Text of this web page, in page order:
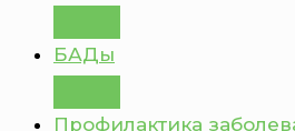
БАДы
Профилактика